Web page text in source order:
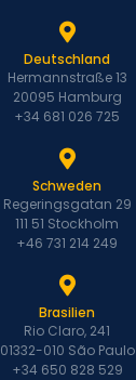
Deutschland
Hermannstraße 13
20095 Hamburg
+34 681 026 725
Schweden
Regeringsgatan 29
111 51 Stockholm
+46 731 214 249
Brasilien
Rio Claro, 241
01332-010 São Paulo
+34 650 828 529